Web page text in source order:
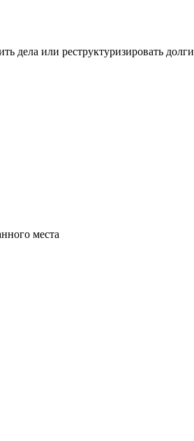
дела или реструктуризировать долги
места